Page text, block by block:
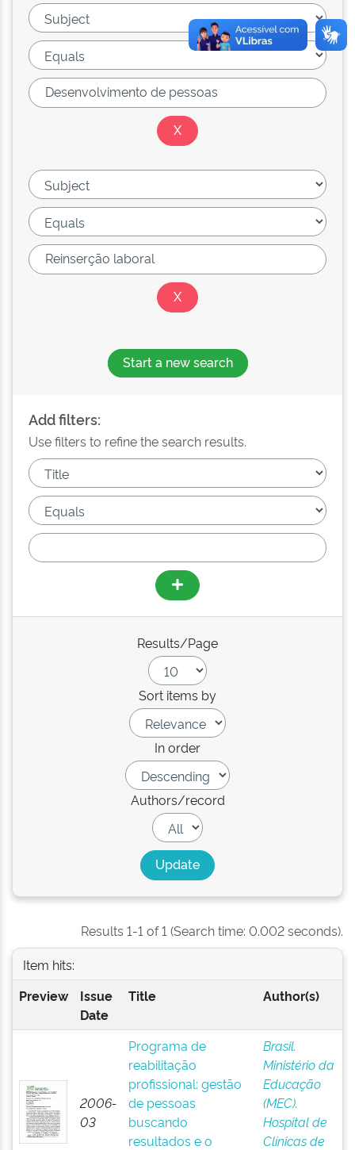
Start a new search
Add filters:
Use filters to refine the search results.
Results/Page
Sort items by
In order
Authors/record
Results 1-1 of 1 (Search time: 0.002 seconds).
Item hits:
Preview
Issue
Date
Title Author(s)
2006-
03
Programa de
reabilitação
profissional: gestão
de pessoas
buscando
resultados e o
Brasil.
Ministério da
Educação
(MEC).
Hospital de
Clínicas de